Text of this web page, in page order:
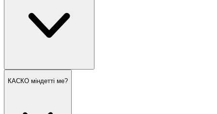
КАСКО міндетті ме?